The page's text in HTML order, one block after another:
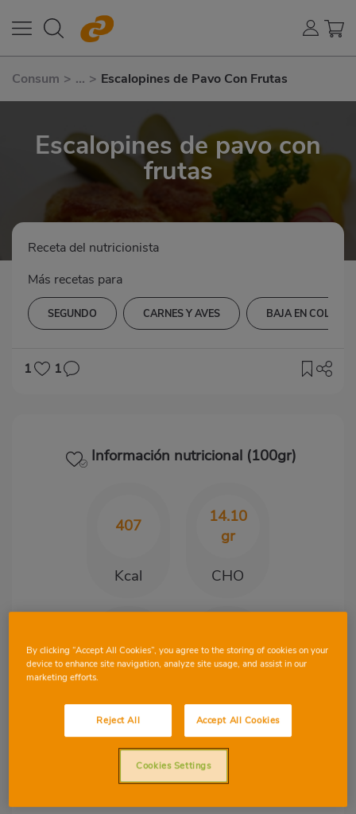
Consum > ... > Escalopines de Pavo Con Frutas
Escalopines de pavo con
frutas
Receta del nutricionista
Más recetas para
SEGUNDO CARNES Y AVES BAJA EN
1 1
Información nutricional (100gr)
407
Kcal
14.10
gr
CHO
gr
Proteínas
gr
Grasa
By clicking “Accept All Cookies”, you agree to the storing of cookies on your
device to enhance site navigation, analyze site usage, and assist in our
marketing efforts.
Reject All Accept All Cookies
Cookies Settings